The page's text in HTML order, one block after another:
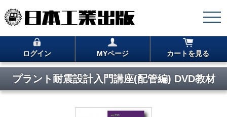
ログイン MYページ カートを見る
プラント耐震設計入門講座(配管編) DVD教材